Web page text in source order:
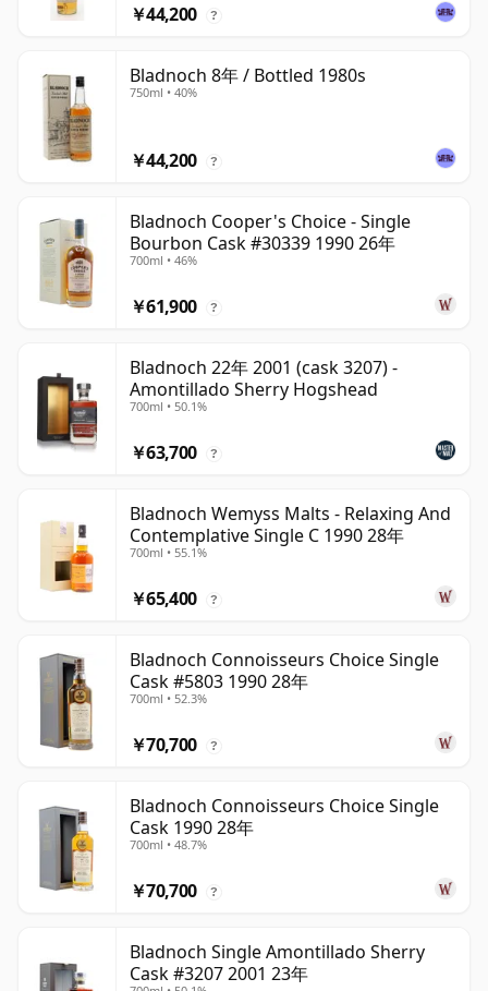
￥44,200 ?
Bladnoch 8年 / Bottled 1980s
750ml • 40%
￥44,200 ?
Bladnoch Cooper's Choice - Single
Bourbon Cask #30339 1990 26年
700ml • 46%
￥61,900 ?
Bladnoch 22年 2001 (cask 3207) -
Amontillado Sherry Hogshead
700ml • 50.1%
￥63,700 ?
Bladnoch Wemyss Malts - Relaxing And
Contemplative Single C 1990 28年
700ml • 55.1%
￥65,400 ?
Bladnoch Connoisseurs Choice Single
Cask #5803 1990 28年
700ml • 52.3%
￥70,700 ?
Bladnoch Connoisseurs Choice Single
Cask 1990 28年
700ml • 48.7%
￥70,700 ?
Bladnoch Single Amontillado Sherry
Cask #3207 2001 23年